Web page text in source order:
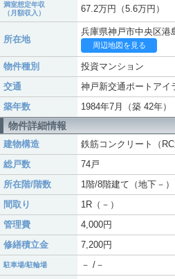
満室想定年収
（月額収入）
67.2万円（5.6万円）
所在地
兵庫県神戸市中央区港
周辺地図を見る
物件種別
投資マンション
交通
神戸新交通ポートアイ
築年数
1984年7月（築 42年）
物件詳細情報
建物構造
鉄筋コンクリート（RC
総戸数
74戸
所在階/階数
1階/8階建て（地下－）
間取り
1R（－）
管理費
4,000円
修繕積立金
7,200円
駐車場/駐輪場
－ /－